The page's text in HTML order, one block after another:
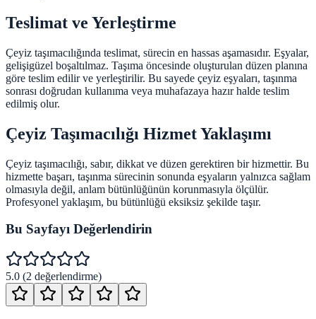
Teslimat ve Yerleştirme
Çeyiz taşımacılığında teslimat, sürecin en hassas aşamasıdır. Eşyalar,
gelişigüzel boşaltılmaz. Taşıma öncesinde oluşturulan düzen planına
göre teslim edilir ve yerleştirilir. Bu sayede çeyiz eşyaları, taşınma
sonrası doğrudan kullanıma veya muhafazaya hazır halde teslim
edilmiş olur.
Çeyiz Taşımacılığı Hizmet Yaklaşımı
Çeyiz taşımacılığı, sabır, dikkat ve düzen gerektiren bir hizmettir. Bu
hizmette başarı, taşınma sürecinin sonunda eşyaların yalnızca sağlam
olmasıyla değil, anlam bütünlüğünün korunmasıyla ölçülür.
Profesyonel yaklaşım, bu bütünlüğü eksiksiz şekilde taşır.
Bu Sayfayı Değerlendirin
5.0 (2 değerlendirme)